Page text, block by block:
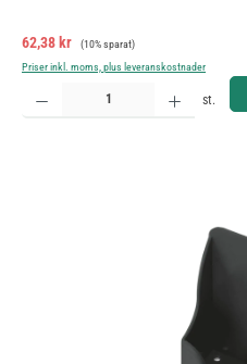
Försäljningspris:
62,38 kr Ordinarie pris:
(10% sparat)
Priser inkl. moms, plus leveranskostnader
Produktkvantitet: Ange önskat belopp eller
st.